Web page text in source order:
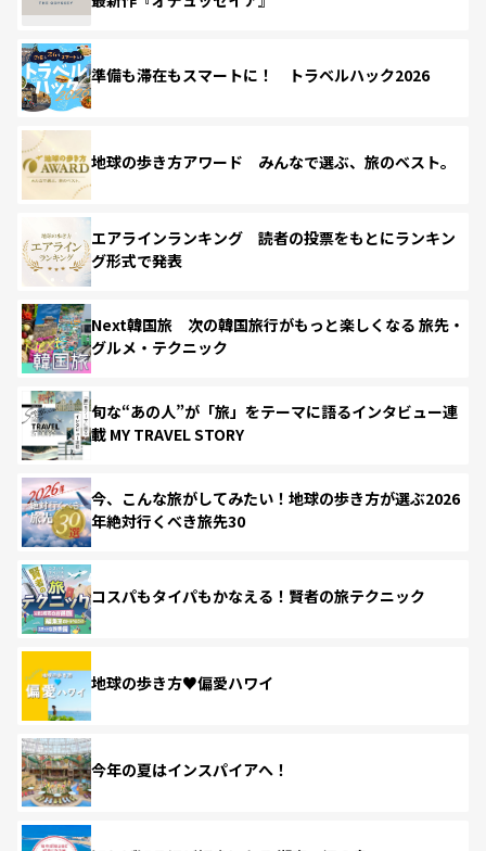
準備も滞在もスマートに！ トラベルハック2026
地球の歩き方アワード みんなで選ぶ、旅のベスト。
エアラインランキング 読者の投票をもとにランキン
グ形式で発表
Next韓国旅 次の韓国旅行がもっと楽しくなる 旅先・
グルメ・テクニック
旬な“あの人”が「旅」をテーマに語るインタビュー連
載 MY TRAVEL STORY
今、こんな旅がしてみたい！地球の歩き方が選ぶ2026
年絶対行くべき旅先30
コスパもタイパもかなえる！賢者の旅テクニック
地球の歩き方♥偏愛ハワイ
今年の夏はインスパイアへ！